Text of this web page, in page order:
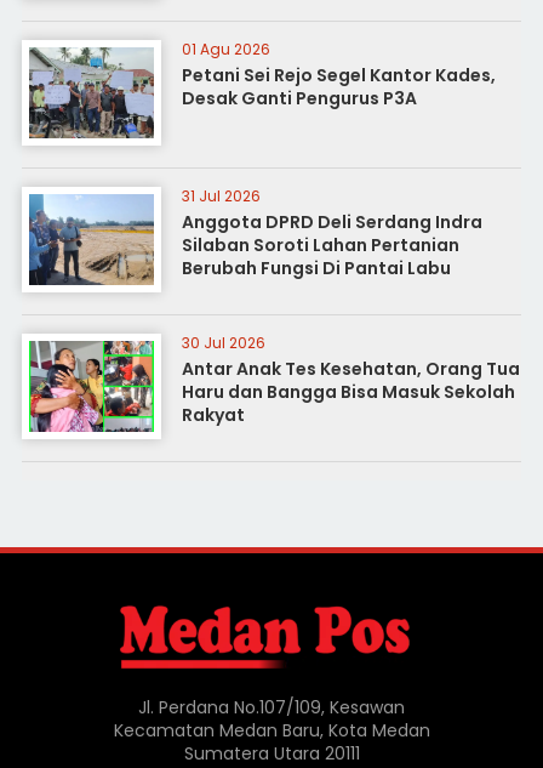
01 Agu 2026
Petani Sei Rejo Segel Kantor Kades,
Desak Ganti Pengurus P3A
31 Jul 2026
Anggota DPRD Deli Serdang Indra
Silaban Soroti Lahan Pertanian
Berubah Fungsi Di Pantai Labu
30 Jul 2026
Antar Anak Tes Kesehatan, Orang Tua
Haru dan Bangga Bisa Masuk Sekolah
Rakyat
Jl. Perdana No.107/109, Kesawan
Kecamatan Medan Baru, Kota Medan
Sumatera Utara 20111